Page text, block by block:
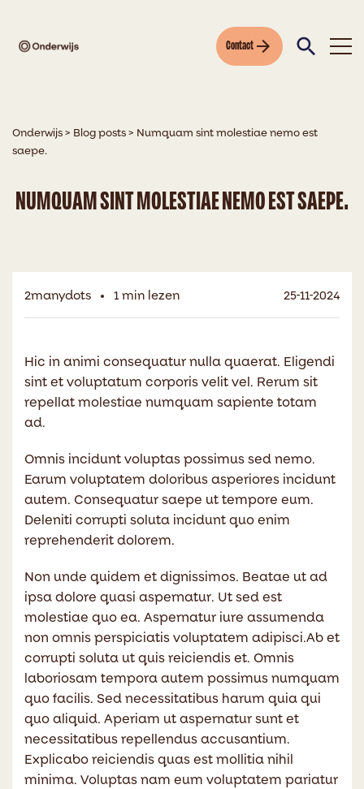
Contact
Onderwijs> Blog posts> Numquam sint molestiae nemo est
saepe.
NUMQUAM SINT MOLESTIAE NEMO EST SAEPE.
2manydots 1 min lezen 25-11-2024
Hic in animi consequatur nulla quaerat. Eligendi
sint et voluptatum corporis velit vel. Rerum sit
repellat molestiae numquam sapiente totam
ad.
Omnis incidunt voluptas possimus sed nemo.
Earum voluptatem doloribus asperiores incidunt
autem. Consequatur saepe ut tempore eum.
Deleniti corrupti soluta incidunt quo enim
reprehenderit dolorem.
Non unde quidem et dignissimos. Beatae ut ad
ipsa dolore quasi aspernatur. Ut sed est
molestiae quo ea. Aspernatur iure assumenda
non omnis perspiciatis voluptatem adipisci.Ab et
corrupti soluta ut quis reiciendis et. Omnis
laboriosam tempora autem possimus numquam
quo facilis. Sed necessitatibus harum quia qui
quo aliquid. Aperiam ut aspernatur sunt et
necessitatibus repellendus accusantium.
Explicabo reiciendis quas est mollitia nihil
minima. Voluptas nam eum voluptatem pariatur